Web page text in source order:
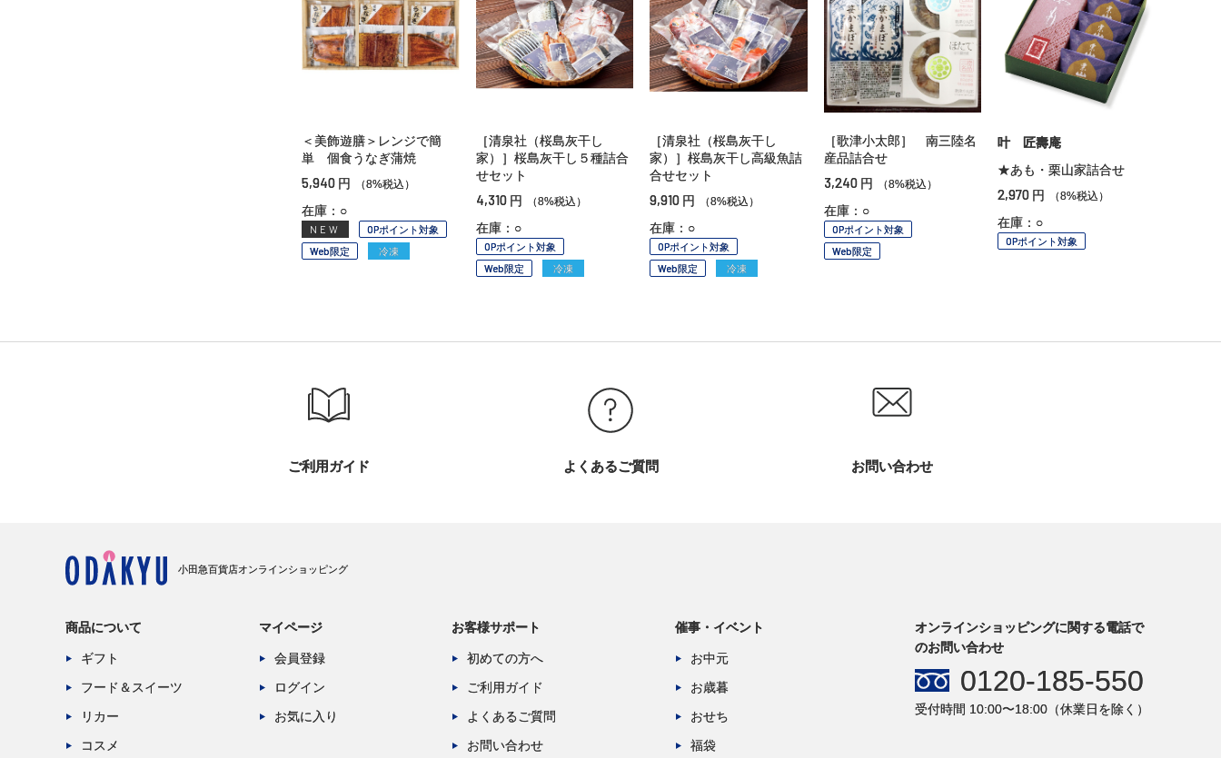
＜美飾遊膳＞レンジで簡
単 個食うなぎ蒲焼
5,940 円 （8%税込）
在庫：○
NEW
OPポイント対象
Web限定
冷凍
［清泉社（桜島灰干し
家）］桜島灰干し５種詰合
せセット
4,310 円 （8%税込）
在庫：○
OPポイント対象
Web限定
冷凍
［清泉社（桜島灰干し
家）］桜島灰干し高級魚詰
合せセット
9,910 円 （8%税込）
在庫：○
OPポイント対象
Web限定
冷凍
［歌津小太郎］ 南三陸名
産品詰合せ
3,240 円 （8%税込）
在庫：○
OPポイント対象
Web限定
叶 匠壽庵
★あも・栗山家詰合せ
2,970 円 （8%税込）
在庫：○
OPポイント対象
ご利用ガイド よくあるご質問 お問い合わせ
小田急百貨店オンラインショッピング
商品について
ギフト
フード＆スイーツ
リカー
コスメ
マイページ
会員登録
ログイン
お気に入り
お客様サポート
初めての方へ
ご利用ガイド
よくあるご質問
お問い合わせ
催事・イベント
お中元
お歳暮
おせち
福袋
オンラインショッピングに関する電話で
のお問い合わせ
0120-185-550
受付時間 10:00〜18:00（休業日を除く）